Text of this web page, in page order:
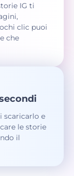
IG ti
clic puoi
che
scaricarlo e
le storie
il